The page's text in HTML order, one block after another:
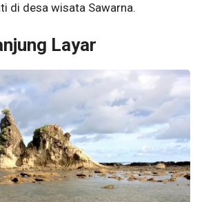
di desa wisata Sawarna.
Layar